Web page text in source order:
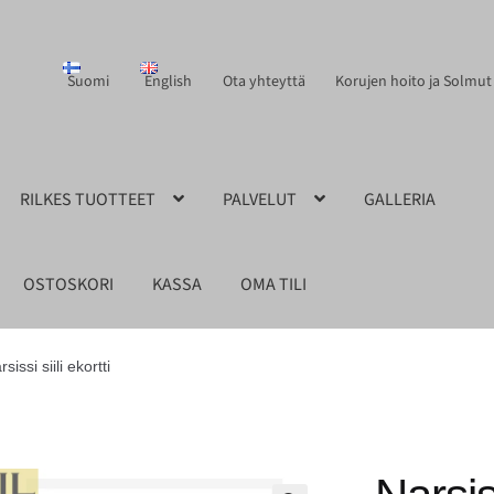
Suomi English Ota yhteyttä Korujen hoito ja Solmut
RILKES TUOTTEET PALVELUT GALLERIA
OSTOSKORI KASSA OMA TILI
siili ekortti